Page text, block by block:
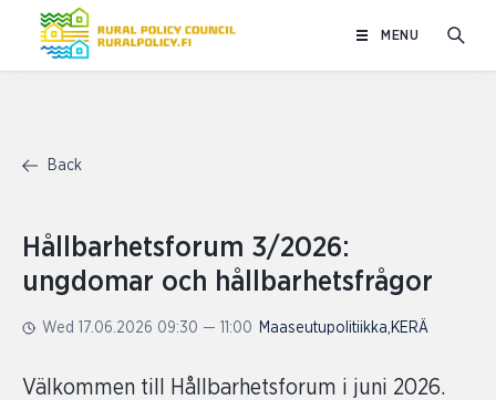
MENU
Back
Hållbarhetsforum 3/2026:
ungdomar och hållbarhetsfrågor
Wed 17.06.2026 09:30 — 11:00 Maaseutupolitiikka, KERÄ
Välkommen till Hållbarhetsforum i juni 2026.